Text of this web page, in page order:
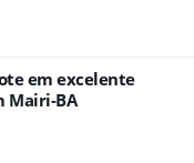
em excelente
Mairi-BA